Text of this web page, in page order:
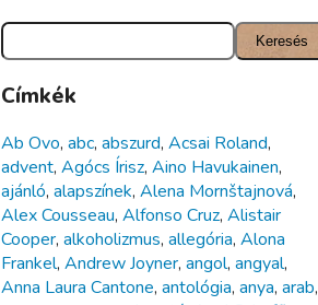
Címkék
Ab Ovo, abc, abszurd, Acsai Roland,
advent, Agócs Írisz, Aino Havukainen,
ajánló, alapszínek, Alena Mornštajnová,
Alex Cousseau, Alfonso Cruz, Alistair
Cooper, alkoholizmus, allegória, Alona
Frankel, Andrew Joyner, angol, angyal,
Anna Laura Cantone, antológia, anya, arab,